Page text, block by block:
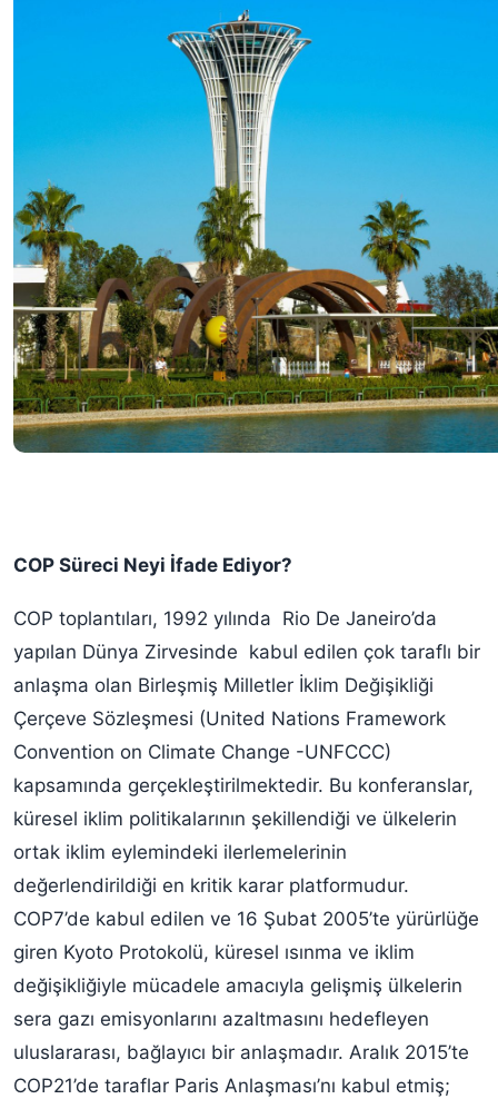
COP Süreci Neyi İfade Ediyor?
COP toplantıları, 1992 yılında Rio De Janeiro’da
yapılan Dünya Zirvesinde kabul edilen çok taraflı bir
anlaşma olan Birleşmiş Milletler İklim Değişikliği
Çerçeve Sözleşmesi (United Nations Framework
Convention on Climate Change -UNFCCC)
kapsamında gerçekleştirilmektedir. Bu konferanslar,
küresel iklim politikalarının şekillendiği ve ülkelerin
ortak iklim eylemindeki ilerlemelerinin
değerlendirildiği en kritik karar platformudur.
COP7’de kabul edilen ve 16 Şubat 2005’te yürürlüğe
giren Kyoto Protokolü, küresel ısınma ve iklim
değişikliğiyle mücadele amacıyla gelişmiş ülkelerin
sera gazı emisyonlarını azaltmasını hedefleyen
uluslararası, bağlayıcı bir anlaşmadır. Aralık 2015’te
COP21’de taraflar Paris Anlaşması’nı kabul etmiş;